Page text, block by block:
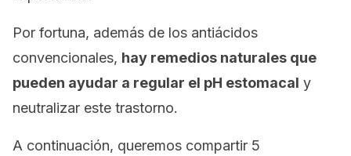
Por fortuna, además de los antiácidos
convencionales, hay remedios naturales que
pueden ayudar a regular el pH estomacal y
neutralizar este trastorno.
A continuación, queremos compartir 5